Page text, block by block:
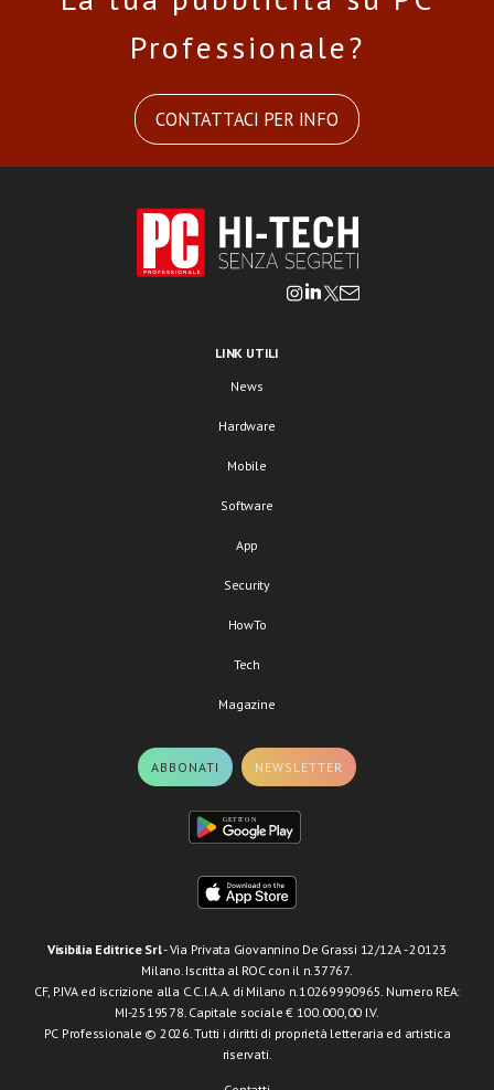
Professionale?
CONTATTACI PER INFO
LINK UTILI
News
Hardware
Mobile
Software
App
Security
HowTo
Tech
Magazine
ABBONATI NEWSLETTER
Visibilia Editrice Srl- Via Privata Giovannino De Grassi 12/12A - 20123
Milano. Iscritta al ROC con il n.37767.
CF, P.IVA ed iscrizione alla C.C.I.A.A. di Milano n.10269990965. Numero REA:
MI-2519578. Capitale sociale € 100.000,00 I.V.
PC Professionale © 2026. Tutti i diritti di proprietà letteraria ed artistica
riservati.